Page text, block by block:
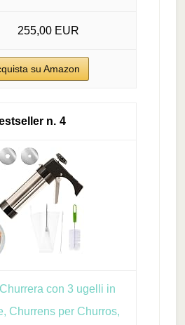
255,00 EUR
su Amazon
4
con 3 ugelli in
Churrens per Churros,